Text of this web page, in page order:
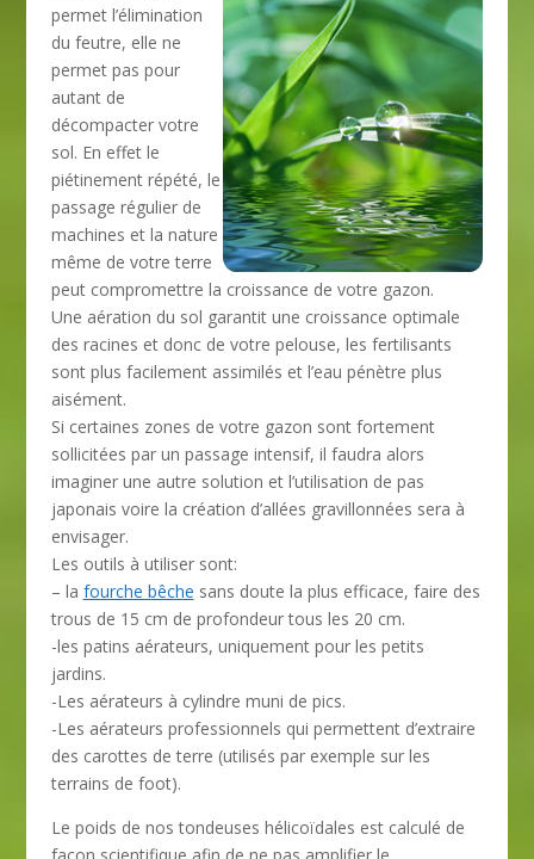
permet l’élimination
du feutre, elle ne
permet pas pour
autant de
décompacter votre
sol. En effet le
piétinement répété, le
passage régulier de
machines et la nature
même de votre terre
peut compromettre la croissance de votre gazon.
Une aération du sol garantit une croissance optimale
des racines et donc de votre pelouse, les fertilisants
sont plus facilement assimilés et l’eau pénètre plus
aisément.
Si certaines zones de votre gazon sont fortement
sollicitées par un passage intensif, il faudra alors
imaginer une autre solution et l’utilisation de pas
japonais voire la création d’allées gravillonnées sera à
envisager.
Les outils à utiliser sont:
– la fourche bêche sans doute la plus efficace, faire des
trous de 15 cm de profondeur tous les 20 cm.
-les patins aérateurs, uniquement pour les petits
jardins.
-Les aérateurs à cylindre muni de pics.
-Les aérateurs professionnels qui permettent d’extraire
des carottes de terre (utilisés par exemple sur les
terrains de foot).
Le poids de nos tondeuses hélicoïdales est calculé de